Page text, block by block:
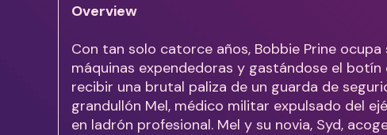
Overview
Con tan solo catorce años, Bobbie Prine
máquinas expendedoras y gastándose el botín
recibir una brutal paliza de un guarda de
grandullón Mel, médico militar expulsado del
en ladrón profesional. Mel y su novia, Syd,